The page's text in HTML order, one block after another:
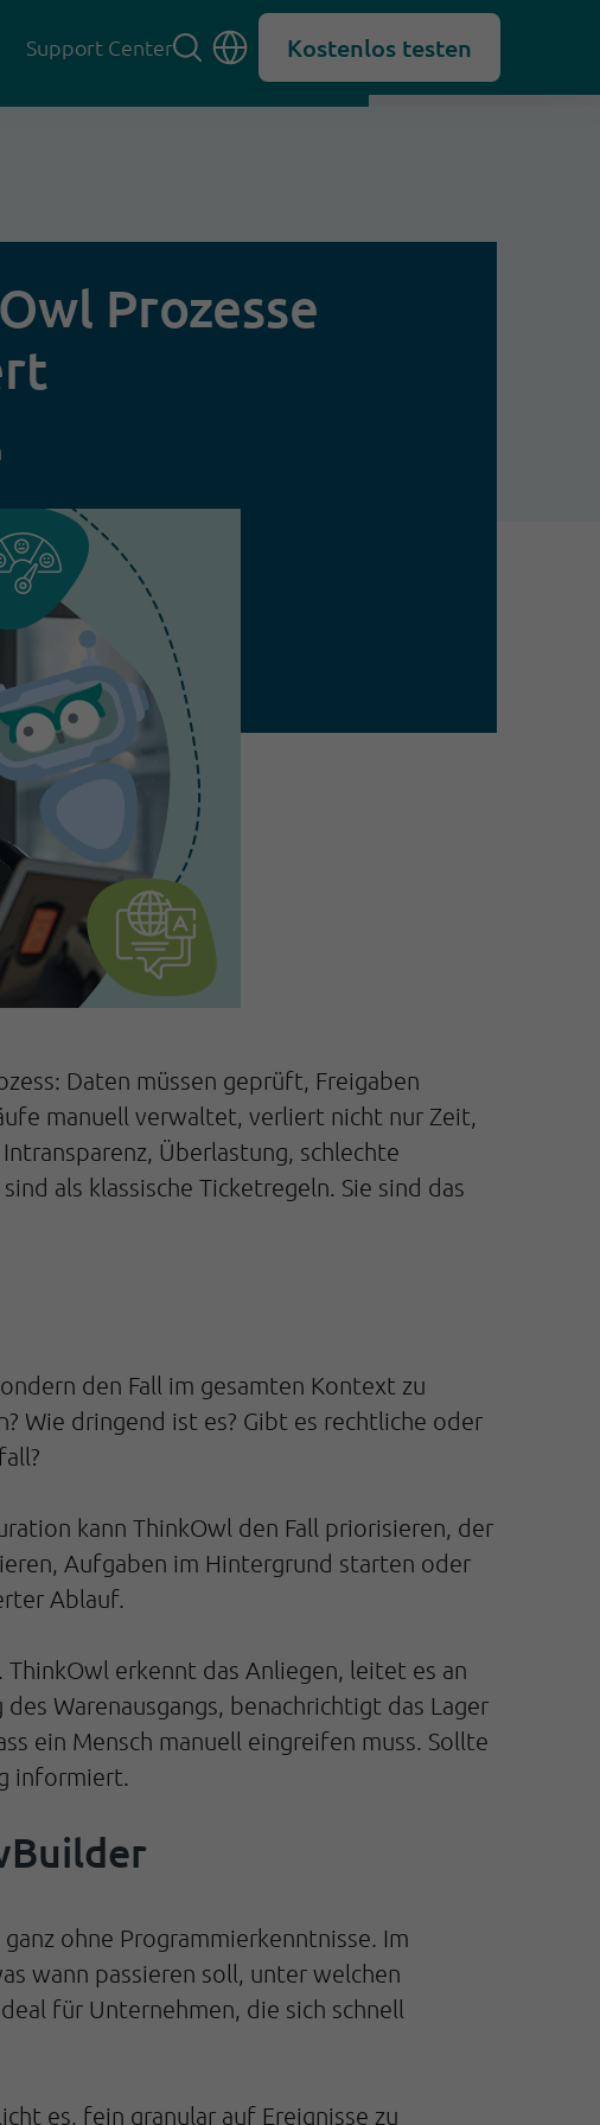
Support Center Kostenlos testen
Prozesse
Daten müssen geprüft, Freigaben
manuell verwaltet, verliert nicht nur Zeit,
Überlastung, schlechte
als klassische Ticketregeln. Sie sind das
den Fall im gesamten Kontext zu
Wie dringend ist es? Gibt es rechtliche oder
kann ThinkOwl den Fall priorisieren, der
Aufgaben im Hintergrund starten oder
Ablauf.
erkennt das Anliegen, leitet es an
Warenausgangs, benachrichtigt das Lager
ein Mensch manuell eingreifen muss. Sollte
informiert.
ohne Programmierkenntnisse. Im
wann passieren soll, unter welchen
für Unternehmen, die sich schnell
es, fein granular auf Ereignisse zu